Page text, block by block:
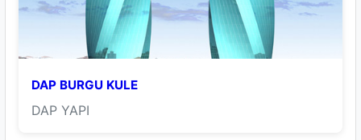
DAP BURGU KULE
DAP YAPI